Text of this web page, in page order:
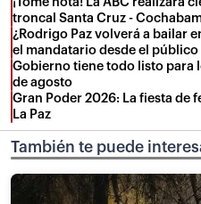
troncal Santa Cruz -
¿Rodrigo Paz volverá a bailar
el mandatario desde el público
Gobierno tiene todo listo para
de agosto
Gran Poder 2026: La fiesta de
La Paz
También te puede